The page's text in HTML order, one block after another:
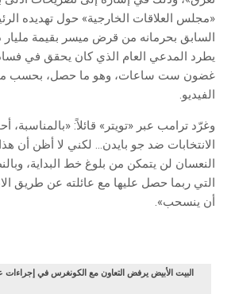
«مجلس العلاقات الخارجية» حول تهديده
السابق بحرمانه من قرض ميسر بقيمة مليار
يطرد المدعي العام الذي كان يحقق في
غضون ست ساعات، وهو ما حصل، بحسب ما
الفيديو.
وغرّد ترامب عبر «تويتر» قائلاً:
الانتخابات ضد جو بايدن… لكني لا أظن أن
النعسان لن يتمكن من بلوغ خط البداية،
التي ربما حصل عليها مع عائلته عن طريق
أن ينسحب».
البيت الأبيض يرفض التعاون مع الكونغرس في